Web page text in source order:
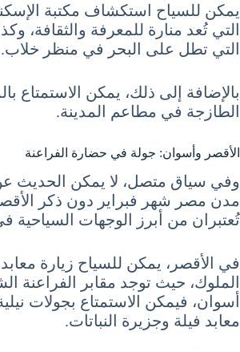
يمكن للسياح استكشاف مكتبة
التي تُعد منارة للمعرفة والثقافة،
التي تطل على البحر في منظر خلاب.
بالإضافة إلى ذلك، يمكن الاستمتاع
الطازجة في مطاعم المدينة.
الأقصر وأسوان: جولة في حضارة الفراعنة
وفي سياق متصل، لا يمكن الحديث
مدن مصر شهر فبراير دون ذكر
تُعتبران من أبرز الوجهات السياحية في
في الأقصر، يمكن للسياح زيارة
الملوك، حيث توجد مقابر الفراعنة
أسوان، فيمكن الاستمتاع بجولات
معابد فيلة وجزيرة النباتات.